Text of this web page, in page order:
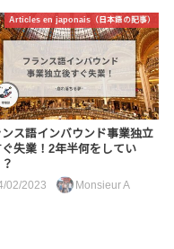
Articles en japonais（日本語の記事）
ンス語インバウンド事業独立
失業！2年半何をしてい
02/2023 Monsieur A